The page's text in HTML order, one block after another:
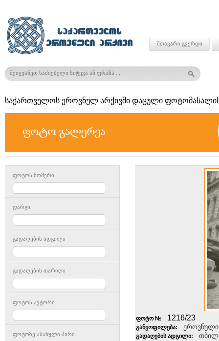
მთავარი გვერდი
საქართველოს ეროვნულ არქივში დაცული
ფოტოს ნომერი
დარგი
გადაღების ადგილი
გადაღების თარიღი
ფოტოს ავტორი
ფოტოზე ასახული პირი
ფოტო № 1216/23
განყოფილება:
გადაღების ადგილი: